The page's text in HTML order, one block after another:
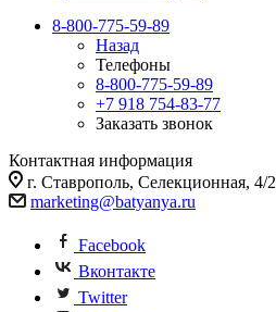
8-800-775-59-89
Назад
Телефоны
8-800-775-59-89
+7 918 754-83-77
Заказать звонок
Контактная информация
г. Ставрополь, Селекционная, 4/2
marketing@batyanya.ru
Facebook
Вконтакте
Twitter